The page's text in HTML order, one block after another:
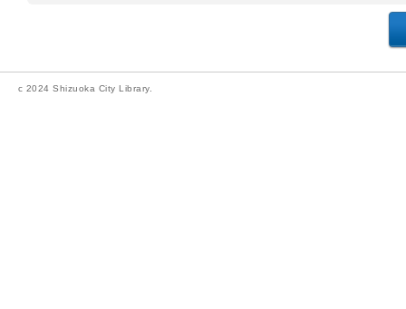
c 2024 Shizuoka City Library.